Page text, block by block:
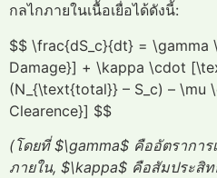
กลไกภายในเนื้อเยื่อได้ดังนี้:
$$ \frac{dS_c}{dt} = \gamma
Damage}] + \kappa \cdot
(N_{\text{total}} – S_c) – \mu
Clearence}] $$
(โดยที่ $\gamma$ คืออัตราการ
ภายใน, $\kappa$ คือสัมประสิท